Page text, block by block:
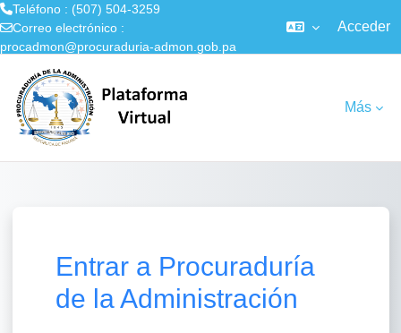
Teléfono : (507) 504-3259
Correo electrónico :
procadmon@procuraduria-admon.gob.pa
Acceder
Más
Entrar a Procuraduría
de la Administración